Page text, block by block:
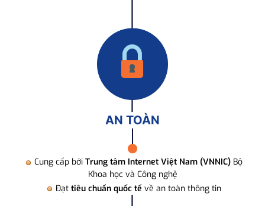
AN TOÀN
Cung cấp bởi Trung tâm Internet Việt Nam (VNNIC) Bộ
Khoa học và Công nghệ
Đạt tiêu chuẩn quốc tế về an toàn thông tin